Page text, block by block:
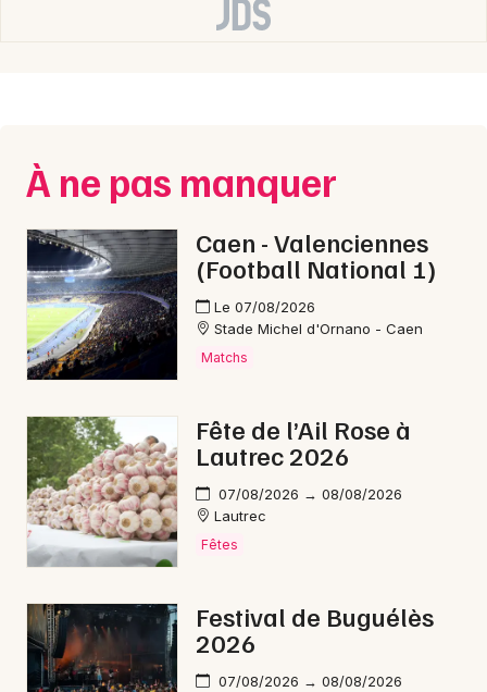
Choisir mes départements
Mon email
Je m'abonne
À ne pas manquer
Caen - Valenciennes
(Football National 1)
Le 07/08/2026
Stade Michel d'Ornano - Caen
Matchs
Fête de l’Ail Rose à
Lautrec 2026
07/08/2026 → 08/08/2026
Lautrec
Fêtes
Festival de Buguélès
2026
07/08/2026 → 08/08/2026